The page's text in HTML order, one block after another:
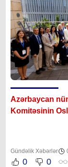
Azərbaycan
Komitəsinin
Gündəlik Xəbərlər
0 0